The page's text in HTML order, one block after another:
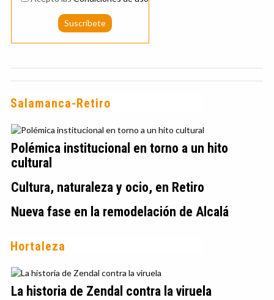
Salamanca-Retiro
Polémica institucional en torno a un hito
cultural
Cultura, naturaleza y ocio, en Retiro
Nueva fase en la remodelación de Alcalá
Hortaleza
La historia de Zendal contra la viruela